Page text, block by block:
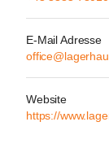
E-Mail Adresse
Website
https://